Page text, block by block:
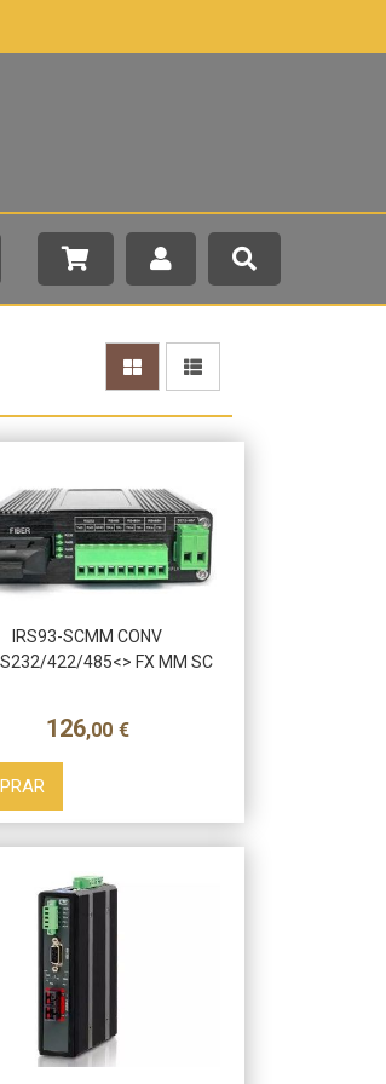
IRS93-SCMM CONV
422/485<> FX MM SC
126,00 €
Más info